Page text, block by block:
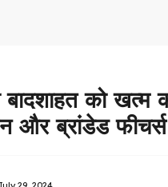
को
और ब्रांडेड